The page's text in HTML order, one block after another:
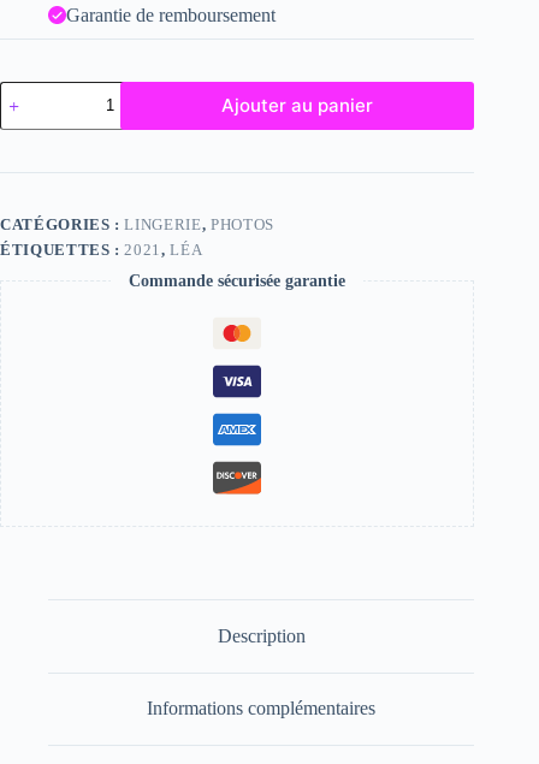
Garantie de remboursement
quantité
de
Léa
Ajouter au panier
CATÉGORIES :LINGERIE, PHOTOS
ÉTIQUETTES : 2021,LÉA
Commande sécurisée garantie
Description
Informations complémentaires